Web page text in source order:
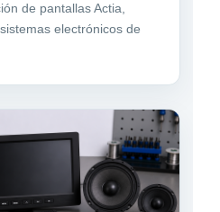
de pantallas Actia,
electrónicos de